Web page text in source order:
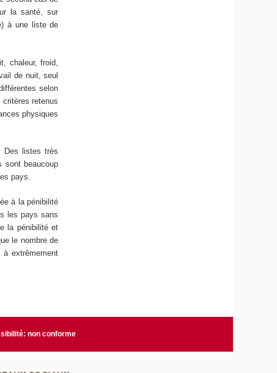
la santé, sur
à une liste de
chaleur, froid,
de nuit, seul
selon
retenus
physiques
Des listes très
sont beaucoup
pays.
à la pénibilité
les pays sans
la pénibilité et
le nombre de
extrêmement
non conforme